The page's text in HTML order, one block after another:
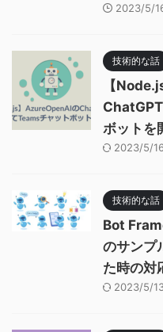
2023/5/
技術的な話
【
ボットを
2023/5/
技術的な話
Bot
のサンプ
た時の対
2023/5/